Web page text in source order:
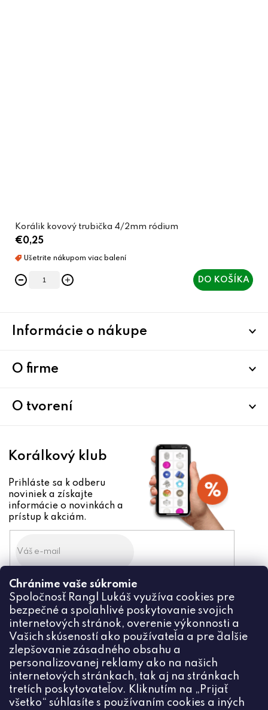
Chránime vaše súkromie
Spoločnosť Rangl Lukáš využíva cookies pre
bezpečné a spoľahlivé poskytovanie svojich
internetových stránok, overenie výkonnosti a
Vašich skúseností ako používateľa a pre ďalšie
zlepšovanie zásadného obsahu a
personalizovanej reklamy ako na našich
internetových stránkach, tak aj na stránkach
tretích poskytovateľov. Kliknutím na „Prijať
všetko“ súhlasíte s používaním cookies a iných
Korálik kovový trubička 4/2mm ródium
€0,25
DO KOŠÍKA
Informácie o nákupe
O firme
O tvorení
Korálkový klub
Prihláste sa k odberu
noviniek a získajte
informácie o novinkách a
prístup k akciám.
Odoslaním súhlasíte zo
spracovaním osobných údajov
PRIHLÁSIŤ
Kontakt